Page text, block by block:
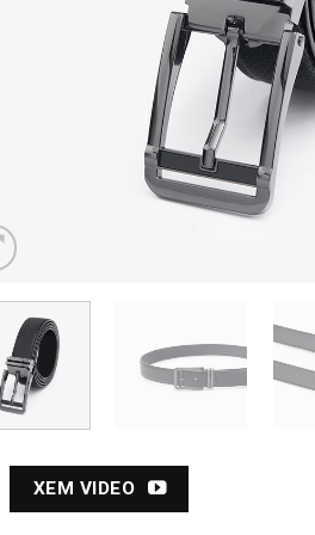
XEM VIDEO